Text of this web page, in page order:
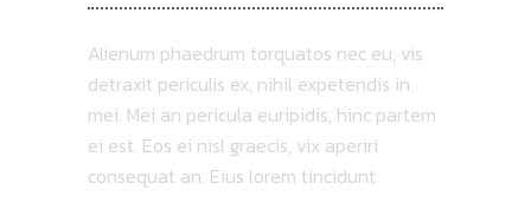
Alienum phaedrum torquatos nec eu, vis
detraxit periculis ex, nihil expetendis in
mei. Mei an pericula euripidis, hinc partem
ei est. Eos ei nisl graecis, vix aperiri
consequat an. Eius lorem tincidunt